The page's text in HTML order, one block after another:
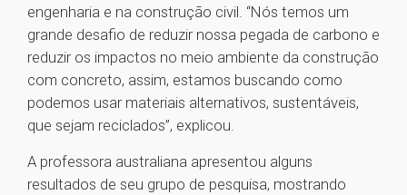
engenharia e na construção civil. “Nós temos um
grande desafio de reduzir nossa pegada de carbono e
reduzir os impactos no meio ambiente da construção
com concreto, assim, estamos buscando como
podemos usar materiais alternativos, sustentáveis,
que sejam reciclados”, explicou.
A professora australiana apresentou alguns
resultados de seu grupo de pesquisa, mostrando